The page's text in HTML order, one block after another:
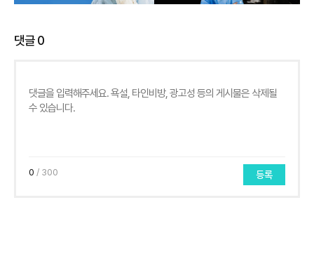
댓글0
0 / 300 등록